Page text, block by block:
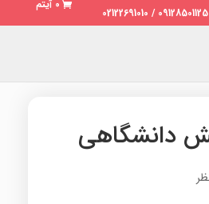
0 آیتم
دانشگاهی